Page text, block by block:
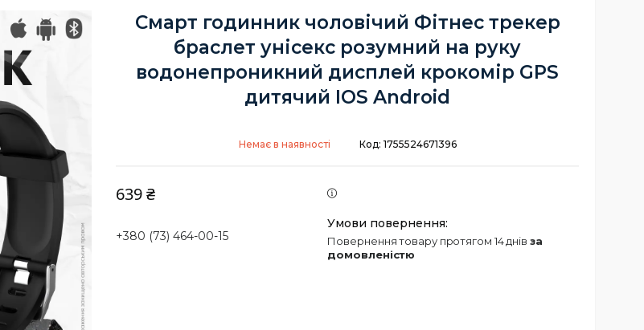
Смарт годинник чоловічий Фітнес трекер
браслет унісекс розумний на руку
водонепроникний дисплей крокомір GPS
дитячий IOS Android
Немає в наявності Код: 1755524671396
639 ₴
+380 (73) 464-00-15 повернення товару протягом 14 днів за
домовленістю